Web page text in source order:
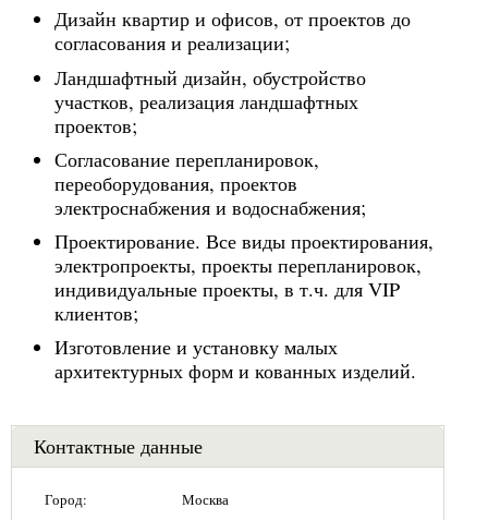
Дизайн квартир и офисов, от проектов до
согласования и реализации;
Ландшафтный дизайн, обустройство
участков, реализация ландшафтных
проектов;
Согласование перепланировок,
переоборудования, проектов
электроснабжения и водоснабжения;
Проектирование. Все виды проектирования,
электропроекты, проекты перепланировок,
индивидуальные проекты, в т.ч. для VIP
клиентов;
Изготовление и установку малых
архитектурных форм и кованных изделий.
Контактные данные
Город: Москва